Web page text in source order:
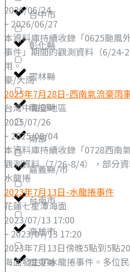
台中市
彰化縣
雲林縣
南投縣
南部
嘉義縣/市
台南市
高雄市
屏東縣
2026/06/24
~ 2026/06/27
本資料庫持續收錄「0625颱風
事件」期間的觀測資料（6/24-
用。
豪/大雨
2025年7月28日-西南氣流豪雨
台灣中南部地區
2025/07/26
~ 2025/08/04
本資料庫持續收錄「0728西南
觀測資料（7/26-8/4），部分資
水龍捲
2023年7月13日-水龍捲事件
花蓮七星潭海面
2023/07/13 17:00
~ 2023/07/13 17:20
2023年7月13日傍晚5點到5點
海面發生了水龍捲事件。多位